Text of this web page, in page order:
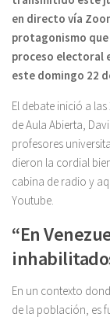
en directo vía
protagonismo
proceso electoral
este domingo 22
El debate inició a
de Aula Abierta,
profesores
dieron la cordial
cabina de radio y
Youtube.
“En
En un contexto
de la población, es